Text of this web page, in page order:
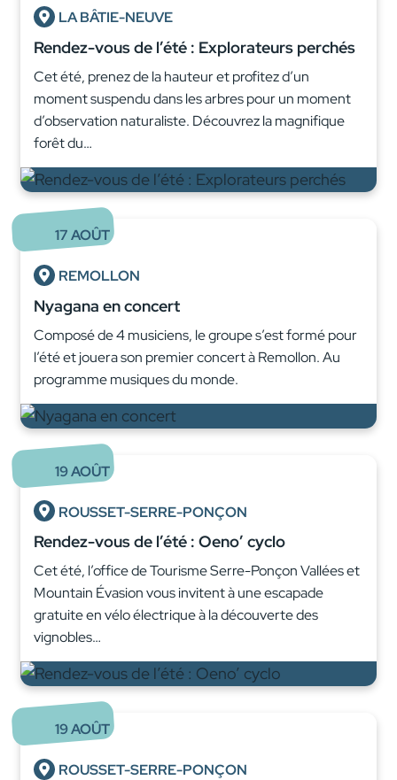
LA BÂTIE-NEUVE
Rendez-vous de l’été : Explorateurs perchés
Cet été, prenez de la hauteur et profitez d’un
moment suspendu dans les arbres pour un moment
d’observation naturaliste. Découvrez la magnifique
forêt du…
17AOÛT
REMOLLON
Nyagana en concert
Composé de 4 musiciens, le groupe s’est formé pour
l’été et jouera son premier concert à Remollon. Au
programme musiques du monde.
19AOÛT
ROUSSET-SERRE-PONÇON
Rendez-vous de l’été : Oeno’ cyclo
Cet été, l’office de Tourisme Serre-Ponçon Vallées et
Mountain Évasion vous invitent à une escapade
gratuite en vélo électrique à la découverte des
vignobles…
19AOÛT
ROUSSET-SERRE-PONÇON